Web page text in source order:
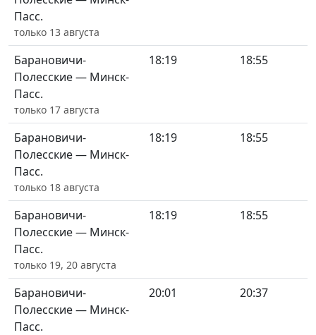
Пасс.
только 13 августа
Барановичи-
Полесские — Минск-
Пасс.
только 17 августа
18:19 18:55
Барановичи-
Полесские — Минск-
Пасс.
только 18 августа
18:19 18:55
Барановичи-
Полесские — Минск-
Пасс.
только 19, 20 августа
18:19 18:55
Барановичи-
Полесские — Минск-
Пасс.
20:01 20:37